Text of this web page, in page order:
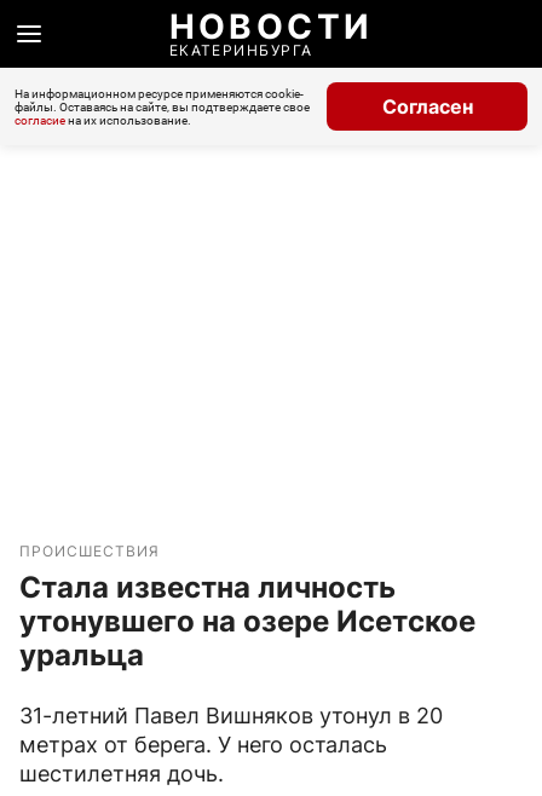
НОВОСТИ
ЕКАТЕРИНБУРГА
На информационном ресурсе применяются cookie-
файлы. Оставаясь на сайте, вы подтверждаете свое
согласиена их использование.
Согласен
ПРОИСШЕСТВИЯ
Стала известна личность
утонувшего на озере Исетское
уральца
31-летний Павел Вишняков утонул в 20
метрах от берега. У него осталась
шестилетняя дочь.